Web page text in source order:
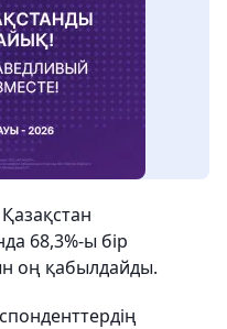
68,3%-ы бір
оң қабылдайды.